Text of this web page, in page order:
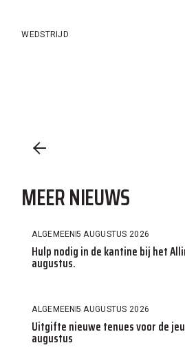
WEDSTRIJD
MEER NIEUWS
ALGEMEEN5 AUGUSTUS 2026
Hulp nodig in de kantine bij het
augustus.
ALGEMEEN5 AUGUSTUS 2026
Uitgifte nieuwe tenues voor de
augustus